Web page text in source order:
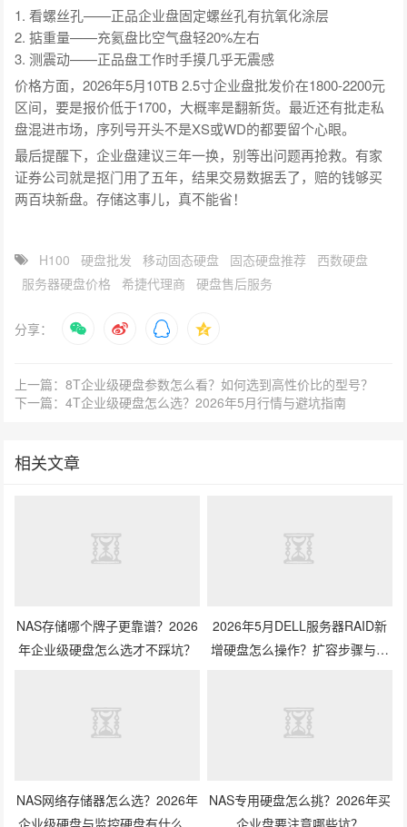
1. 看螺丝孔——正品企业盘固定螺丝孔有抗氧化涂层
2. 掂重量——充氦盘比空气盘轻20%左右
3. 测震动——正品盘工作时手摸几乎无震感
价格方面，2026年5月10TB 2.5寸企业盘批发价在1800-2200元
区间，要是报价低于1700，大概率是翻新货。最近还有批走私
盘混进市场，序列号开头不是XS或WD的都要留个心眼。
最后提醒下，企业盘建议三年一换，别等出问题再抢救。有家
证券公司就是抠门用了五年，结果交易数据丢了，赔的钱够买
两百块新盘。存储这事儿，真不能省！
H100 硬盘批发 移动固态硬盘 固态硬盘推荐
西数硬盘
服务器硬盘价格
希捷代理商 硬盘售后服务
分享：
上一篇：8T企业级硬盘参数怎么看？如何选到高性价比的型号？
下一篇：4T企业级硬盘怎么选？2026年5月行情与避坑指南
相关文章
NAS存储哪个牌子更靠谱？2026
年企业级硬盘怎么选才不踩坑？
2026年5月DELL服务器RAID新
增硬盘怎么操作？扩容步骤与兼
NAS网络存储器怎么选？2026年
NAS专用硬盘怎么挑？2026年买